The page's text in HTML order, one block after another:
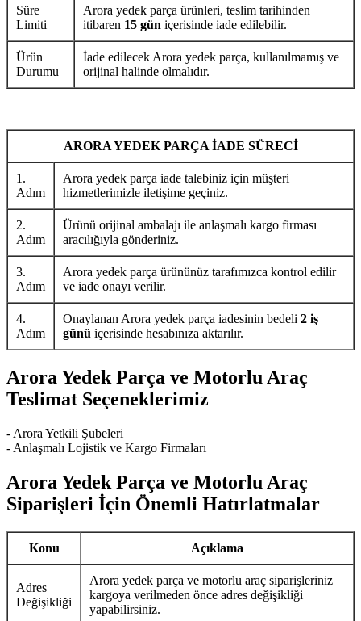
Süre
Limiti
Arora yedek parça ürünleri, teslim tarihinden
itibaren 15 gün içerisinde iade edilebilir.
Ürün
Durumu
İade edilecek Arora yedek parça, kullanılmamış ve
orijinal halinde olmalıdır.
ARORA YEDEK PARÇA İADE SÜRECİ
1.
Adım
Arora yedek parça iade talebiniz için müşteri
hizmetlerimizle iletişime geçiniz.
2.
Adım
Ürünü orijinal ambalajı ile anlaşmalı kargo firması
aracılığıyla gönderiniz.
3.
Adım
Arora yedek parça ürününüz tarafımızca kontrol edilir
ve iade onayı verilir.
4.
Adım
Onaylanan Arora yedek parça iadesinin bedeli 2 iş
günü içerisinde hesabınıza aktarılır.
Arora Yedek Parça ve Motorlu Araç
Teslimat Seçeneklerimiz
- Arora Yetkili Şubeleri
- Anlaşmalı Lojistik ve Kargo Firmaları
Arora Yedek Parça ve Motorlu Araç
Siparişleri İçin Önemli Hatırlatmalar
Konu Açıklama
Adres
Değişikliği
Arora yedek parça ve motorlu araç siparişleriniz
kargoya verilmeden önce adres değişikliği
yapabilirsiniz.